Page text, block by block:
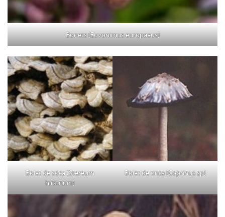
Bonets (Euvonimus europaeus)
Bolet de soca (Stereum
hirsutum)
Bolet de tinta (Coprinus sp)